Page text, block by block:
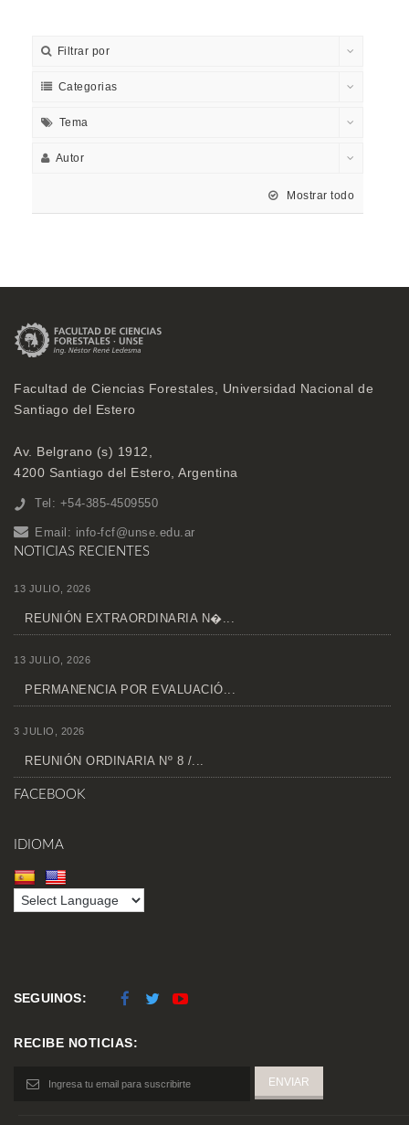
Filtrar por
Categorias
Tema
Autor
Mostrar todo
Facultad de Ciencias Forestales, Universidad Nacional de
Santiago del Estero
Av. Belgrano (s) 1912,
4200 Santiago del Estero, Argentina
Tel: +54-385-4509550
Email: info-fcf@unse.edu.ar
NOTICIAS RECIENTES
13 JULIO, 2026
REUNIÓN EXTRAORDINARIA N�...
13 JULIO, 2026
PERMANENCIA POR EVALUACIÓ...
3 JULIO, 2026
REUNIÓN ORDINARIA Nº 8 /...
FACEBOOK
IDIOMA
SEGUINOS:
RECIBE NOTICIAS: